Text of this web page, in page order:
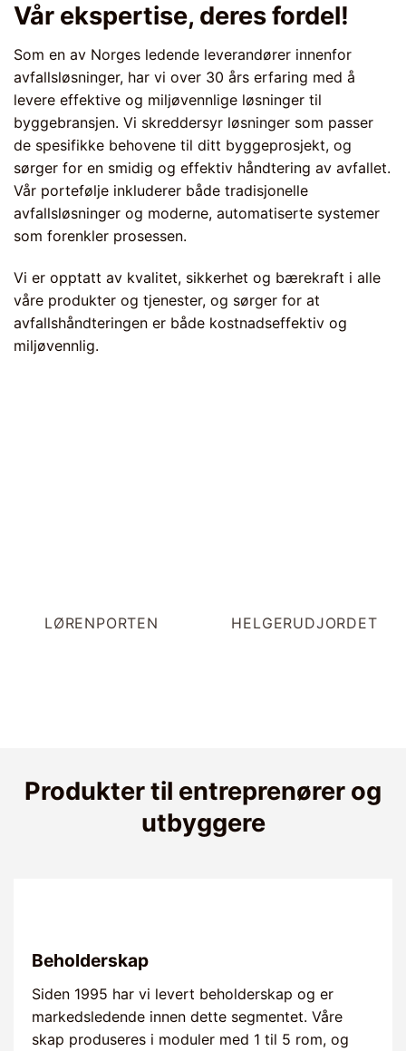
Vår ekspertise, deres fordel!
Som en av Norges ledende leverandører innenfor
avfallsløsninger, har vi over 30 års erfaring med å
levere effektive og miljøvennlige løsninger til
byggebransjen. Vi skreddersyr løsninger som passer
de spesifikke behovene til ditt byggeprosjekt, og
sørger for en smidig og effektiv håndtering av avfallet.
Vår portefølje inkluderer både tradisjonelle
avfallsløsninger og moderne, automatiserte systemer
som forenkler prosessen.
Vi er opptatt av kvalitet, sikkerhet og bærekraft i alle
våre produkter og tjenester, og sørger for at
avfallshåndteringen er både kostnadseffektiv og
miljøvennlig.
LØRENPORTEN HELGERUDJORDET
Produkter til entreprenører og
utbyggere
Beholderskap
Siden 1995 har vi levert beholderskap og er
markedsledende innen dette segmentet. Våre
skap produseres i moduler med 1 til 5 rom, og